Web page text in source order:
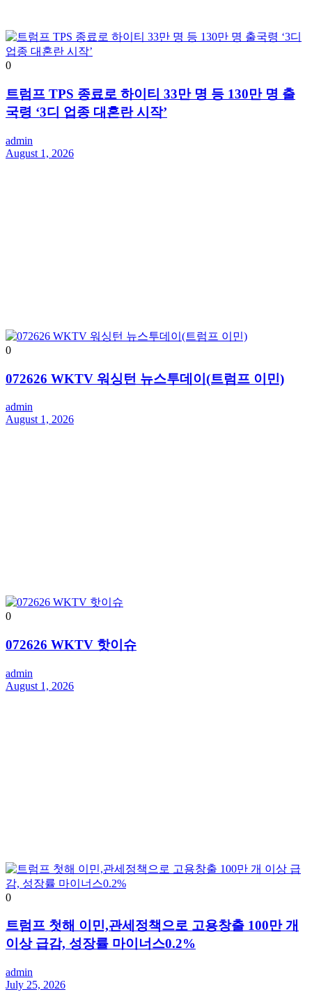
0
트럼프 TPS 종료로 하이티 33만 명 등 130만 명 출
국령 ‘3디 업종 대혼란 시작’
admin
August 1, 2026
0
072626 WKTV 워싱턴 뉴스투데이(트럼프 이민)
admin
August 1, 2026
0
072626 WKTV 핫이슈
admin
August 1, 2026
0
트럼프 첫해 이민,관세정책으로 고용창출 100만 개
이상 급감, 성장률 마이너스0.2%
admin
July 25, 2026